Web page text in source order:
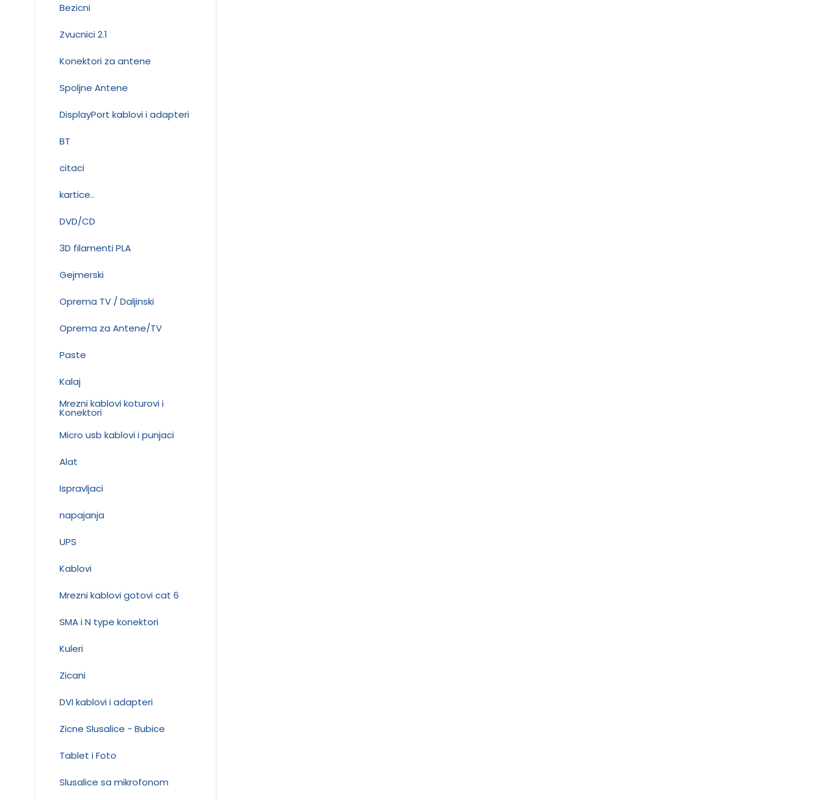
Bezicni
Zvucnici 2.1
Konektori za antene
Spoljne Antene
DisplayPort kablovi i adapteri
BT
citaci
kartice..
DVD/CD
3D filamenti PLA
Gejmerski
Oprema TV / Daljinski
Oprema za Antene/TV
Paste
Kalaj
Mrezni kablovi koturovi i
Konektori
Micro usb kablovi i punjaci
Alat
Ispravljaci
napajanja
UPS
Kablovi
Mrezni kablovi gotovi cat 6
SMA i N type konektori
Kuleri
Zicani
DVI kablovi i adapteri
Zicne Slusalice - Bubice
Tablet i Foto
Slusalice sa mikrofonom